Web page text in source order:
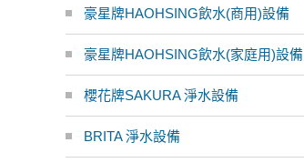
豪星牌HAOHSING飲水(商用)設備
豪星牌HAOHSING飲水(家庭用)設備
櫻花牌SAKURA 淨水設備
BRITA 淨水設備